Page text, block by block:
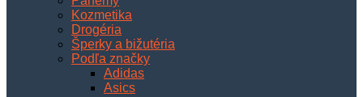
Kozmetika
Drogéria
Šperky a bižutéria
Podľa značky
Adidas
Asics